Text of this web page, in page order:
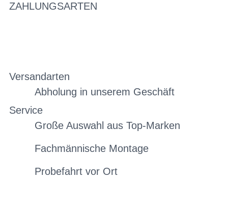
ZAHLUNGSARTEN
Versandarten
Abholung in unserem Geschäft
Service
Große Auswahl aus Top-Marken
Fachmännische Montage
Probefahrt vor Ort